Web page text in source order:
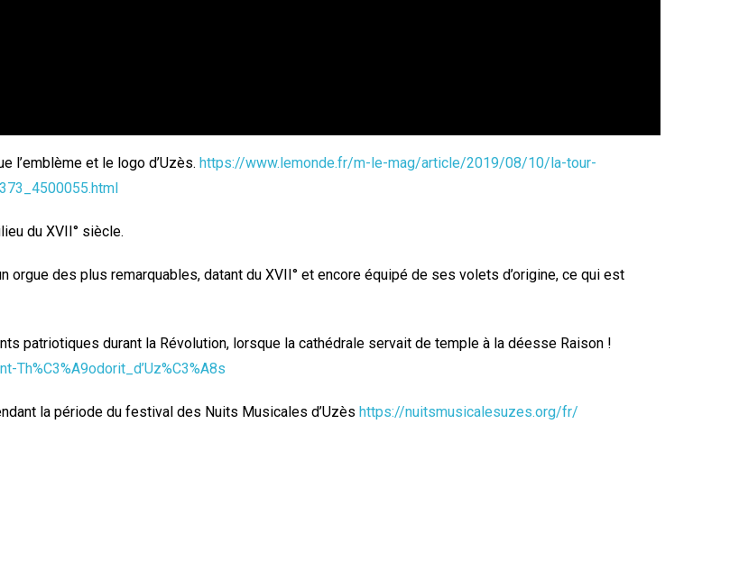
l’emblème et le logo d’Uzès. https://www.lemonde.fr/m-le-mag/article/2019/08/10/la-tour-
du XVII° siècle.
orgue des plus remarquables, datant du XVII° et encore équipé de ses volets d’origine, ce qui est
patriotiques durant la Révolution, lorsque la cathédrale servait de temple à la déesse Raison !
la période du festival des Nuits Musicales d’Uzès https://nuitsmusicalesuzes.org/fr/